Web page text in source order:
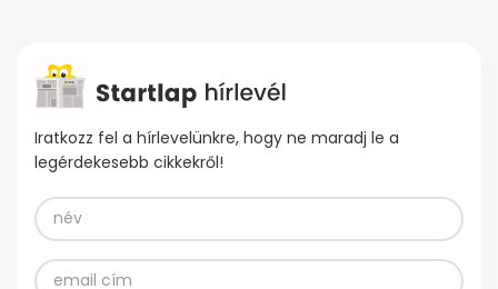
Iratkozz fel a hírlevelünkre, hogy ne maradj le a
legérdekesebb cikkekről!